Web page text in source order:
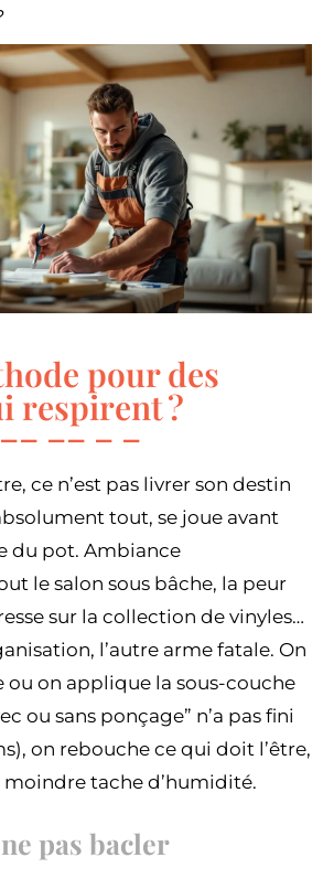
pour des
respirent ?
ce n’est pas livrer son destin
tout, se joue avant
du pot. Ambiance
le salon sous bâche, la peur
sur la collection de vinyles…
l’autre arme fatale. On
ou on applique la sous-couche
ou sans ponçage” n’a pas fini
on rebouche ce qui doit l’être,
tache d’humidité.
pas bacler